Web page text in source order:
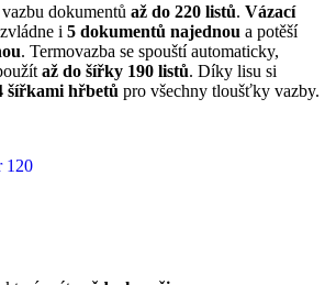
dokumentů až do 220 listů. Vázací
zvládne i 5 dokumentů najednou a potěší
. Termovazba se spouští automaticky,
až do šířky 190 listů. Díky lisu si
šířkami hřbetů pro všechny tloušťky vazby.
120